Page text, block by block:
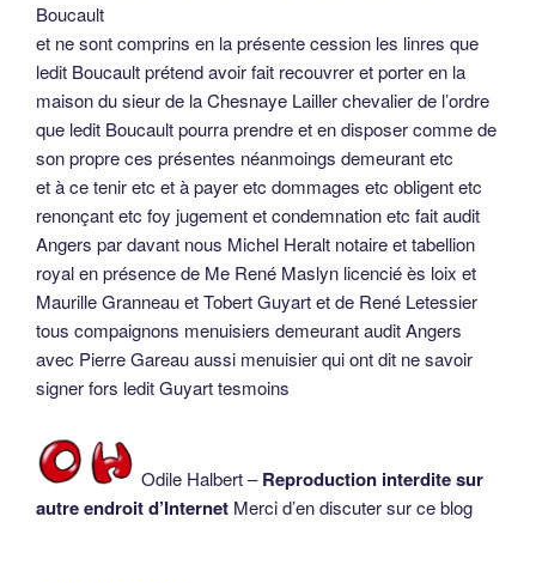
Boucault
et ne sont comprins en la présente cession les linres que
ledit Boucault prétend avoir fait recouvrer et porter en la
maison du sieur de la Chesnaye Lailler chevalier de l’ordre
que ledit Boucault pourra prendre et en disposer comme de
son propre ces présentes néanmoings demeurant etc
et à ce tenir etc et à payer etc dommages etc obligent etc
renonçant etc foy jugement et condemnation etc fait audit
Angers par davant nous Michel Heralt notaire et tabellion
royal en présence de Me René Maslyn licencié ès loix et
Maurille Granneau et Tobert Guyart et de René Letessier
tous compaignons menuisiers demeurant audit Angers
avec Pierre Gareau aussi menuisier qui ont dit ne savoir
signer fors ledit Guyart tesmoins
Odile Halbert –Reproduction interdite sur
autre endroit d’Internet Merci d’en discuter sur ce blog